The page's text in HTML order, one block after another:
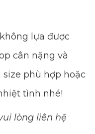
lựa được
cân nặng và
phù hợp hoặc
tình nhé!
lòng liên hệ